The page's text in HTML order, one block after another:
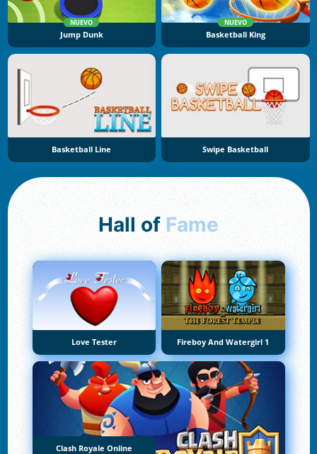
NUEVO
Jump Dunk
NUEVO
Basketball King
Basketball Line Swipe Basketball
Hall of Fame
Love Tester Fireboy And Watergirl 1
Clash Royale Online